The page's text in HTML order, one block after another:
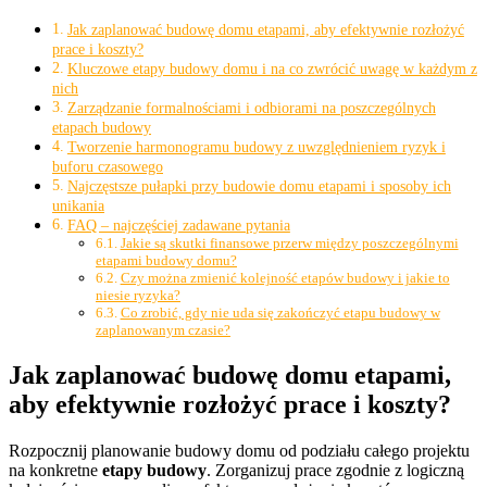
Jak zaplanować budowę domu etapami, aby efektywnie rozłożyć
prace i koszty?
Kluczowe etapy budowy domu i na co zwrócić uwagę w każdym z
nich
Zarządzanie formalnościami i odbiorami na poszczególnych
etapach budowy
Tworzenie harmonogramu budowy z uwzględnieniem ryzyk i
buforu czasowego
Najczęstsze pułapki przy budowie domu etapami i sposoby ich
unikania
FAQ – najczęściej zadawane pytania
Jakie są skutki finansowe przerw między poszczególnymi
etapami budowy domu?
Czy można zmienić kolejność etapów budowy i jakie to
niesie ryzyka?
Co zrobić, gdy nie uda się zakończyć etapu budowy w
zaplanowanym czasie?
Jak zaplanować budowę domu etapami,
aby efektywnie rozłożyć prace i koszty?
Rozpocznij planowanie budowy domu od podziału całego projektu
na konkretne etapy budowy. Zorganizuj prace zgodnie z logiczną